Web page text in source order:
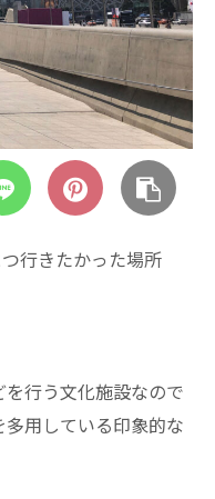
行きたかった場所
行う文化施設なので
用している印象的な